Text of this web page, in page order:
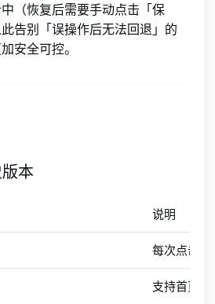
（恢复后需要手动点击「保
告别「误操作后无法回退」的
安全可控。
本
说明
每次点击「
支持首页